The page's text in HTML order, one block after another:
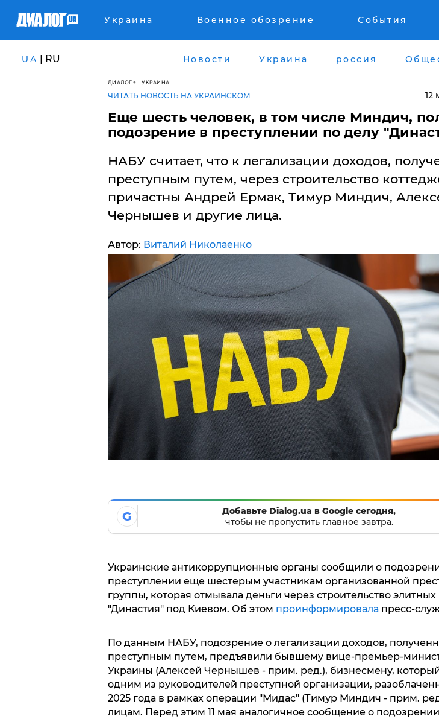
Украина Военное обозрение События
UA | RU Новости Украина россия
ДИАЛОГ УКРАИНА
ЧИТАТЬ НОВОСТЬ НА УКРАИНСКОМ 12
Еще шесть человек, в том числе Миндич,
подозрение в преступлении по делу
НАБУ считает, что к легализации доходов,
преступным путем, через строительство
причастны Андрей Ермак, Тимур Миндич,
Чернышев и другие лица.
Автор: Виталий Николаенко
G
Добавьте Dialog.ua в Google сегодня,
чтобы не пропустить главное завтра.
Украинские антикоррупционные органы сообщили о
преступлении еще шестерым участникам организованной
группы, которая отмывала деньги через строительство
"Династия" под Киевом. Об этом проинформировалапресс-
По данным НАБУ, подозрение о легализации доходов,
преступным путем, предъявили бывшему вице-премьер-
Украины (Алексей Чернышев - прим. ред.), бизнесмену,
одним из руководителей преступной организации,
2025 года в рамках операции "Мидас" (Тимур Миндич - прим.
лицам. Перед этим 11 мая аналогичное сообщение о